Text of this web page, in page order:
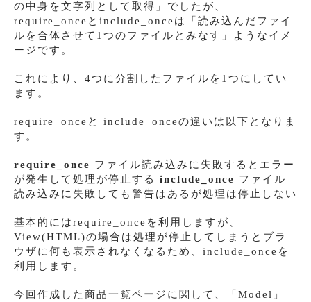
の中身を文字列として取得」でしたが、
require_onceとinclude_onceは「読み込んだファイ
ルを合体させて1つのファイルとみなす」ようなイメ
ージです。
これにより、4つに分割したファイルを1つにしてい
ます。
require_onceと include_onceの違いは以下となりま
す。
require_once ファイル読み込みに失敗するとエラー
が発生して処理が停止する include_once ファイル
読み込みに失敗しても警告はあるが処理は停止しない
基本的にはrequire_onceを利用しますが、
View(HTML)の場合は処理が停止してしまうとブラ
ウザに何も表示されなくなるため、include_onceを
利用します。
今回作成した商品一覧ページに関して、「Model」